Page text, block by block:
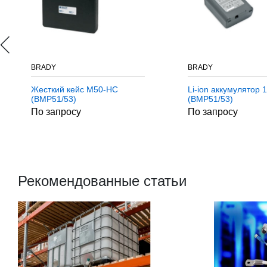
BRADY
Жесткий кейс M50-HC
(BMP51/53)
По запросу
BRADY
Li-ion аккумулятор
(BMP51/53)
По запросу
Рекомендованные статьи